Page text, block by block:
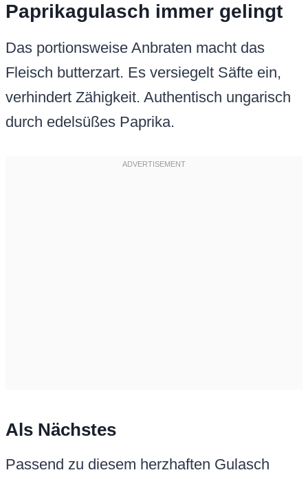
Paprikagulasch immer gelingt
Das portionsweise Anbraten macht das
Fleisch butterzart. Es versiegelt Säfte ein,
verhindert Zähigkeit. Authentisch ungarisch
durch edelsüßes Paprika.
Als Nächstes
Passend zu diesem herzhaften Gulasch